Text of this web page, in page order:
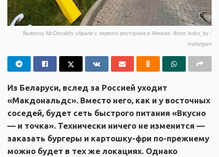
Вывеску McDonald's убрали с первого ресторана в Минске. Фото: koko_by /
Instargam
Из Беларуси, вслед за Россией уходит
«Макдональдс». Вместо него, как и у восточных
соседей, будет сеть быстрого питания «Вкусно
— и точка». Технически ничего не изменится —
заказать бургеры и картошку-фри по-прежнему
можно будет в тех же локациях. Однако